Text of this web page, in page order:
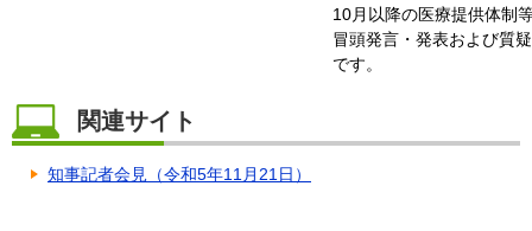
10月以降の医療提供体制
冒頭発言・発表および質
です。
関連サイト
知事記者会見（令和5年11月21日）